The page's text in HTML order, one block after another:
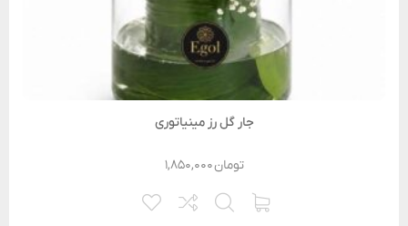
جار گل رز مینیاتوری
۱,۸۵۰,۰۰۰تومان